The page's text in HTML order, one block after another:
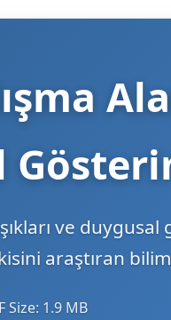
ve duygusal
araştıran
1.9 MB